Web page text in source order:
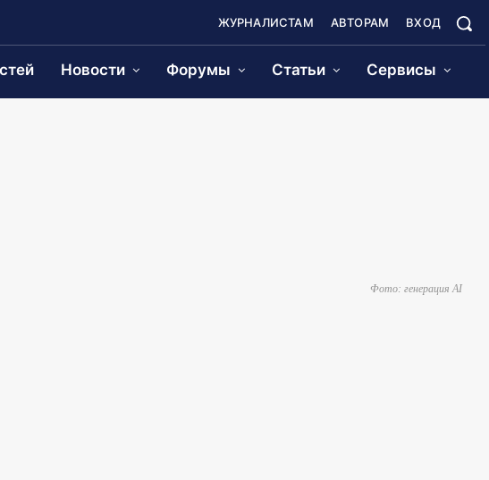
ЖУРНАЛИСТАМ АВТОРАМ ВХОД
Новости Форумы Статьи Сервисы
Фото: генерация AI